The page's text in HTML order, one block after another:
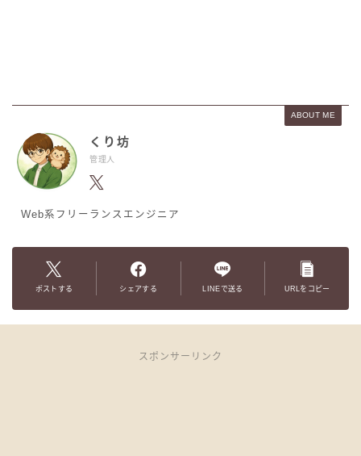
ABOUT ME
くり坊
管理人
Web系フリーランスエンジニア
ポストする シェアする LINEで送る URLをコピー
スポンサーリンク